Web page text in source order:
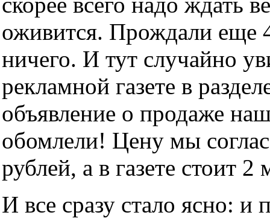
оживится. Прождали еще
ничего. И тут случайно
рекламной газете в
объявление о продаже
обомлели! Цену мы
рублей, а в газете стоит 2
И все сразу стало ясно: и